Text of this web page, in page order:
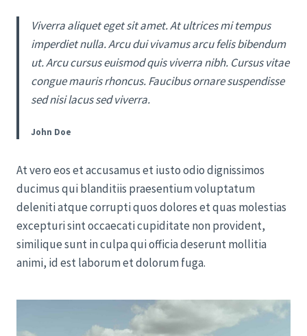
Viverra aliquet eget sit amet. At ultrices mi tempus
imperdiet nulla. Arcu dui vivamus arcu felis bibendum
ut. Arcu cursus euismod quis viverra nibh. Cursus vitae
congue mauris rhoncus. Faucibus ornare suspendisse
sed nisi lacus sed viverra.
John Doe
At vero eos et accusamus et iusto odio dignissimos
ducimus qui blanditiis praesentium voluptatum
deleniti atque corrupti quos dolores et quas molestias
excepturi sint occaecati cupiditate non provident,
similique sunt in culpa qui officia deserunt mollitia
animi, id est laborum et dolorum fuga.